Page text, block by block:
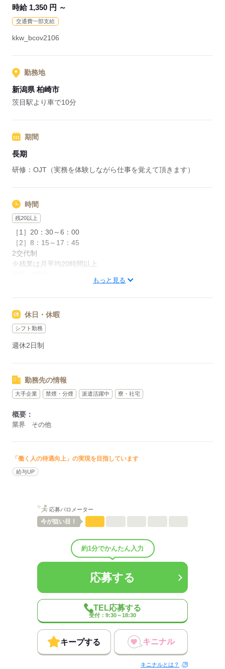
時給 1,350 円 ～
交通費一部支給
kkw_bcov2106
勤務地
新潟県 柏崎市
茨目駅より車で10分
期間
長期
研修：OJT（実務を体験しながら仕事を覚えて頂きます）
時間
残20以上
［1］20：30～6：00
［2］8：15～17：45
2交代制
※残業は月平均20時間以上
もっと見る
休日・休暇
シフト勤務
週休2日制
勤務先の情報
大手企業 禁煙・分煙 派遣活躍中 寮・社宅
概要：
業界 その他
「働く人の待遇向上」の実現を目指しています
給与UP
応募バロメーター
今が狙い目！
約1分でかんたん入力
応募する
TEL応募する
受付：9:30～18:30
キープする キニナル
キニナルとは？